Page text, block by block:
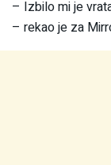
– Izbilo mi je
– rekao je za